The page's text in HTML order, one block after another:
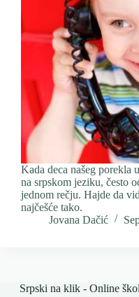
Kada deca našeg porekla
na srpskom jeziku, često
jednom rečju. Hajde da
najčešće tako.
Jovana Dačić
Srpski na klik - Online